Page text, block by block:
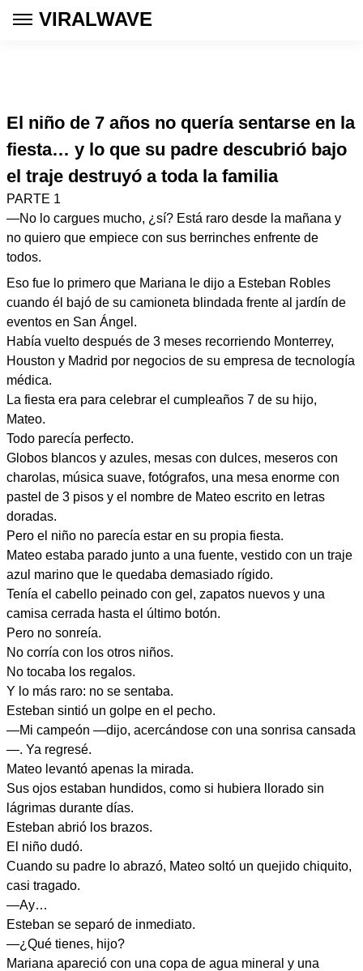
VIRALWAVE
El niño de 7 años no quería sentarse en la
fiesta… y lo que su padre descubrió bajo
el traje destruyó a toda la familia
PARTE 1
—No lo cargues mucho, ¿sí? Está raro desde la mañana y
no quiero que empiece con sus berrinches enfrente de
todos.
Eso fue lo primero que Mariana le dijo a Esteban Robles
cuando él bajó de su camioneta blindada frente al jardín de
eventos en San Ángel.
Había vuelto después de 3 meses recorriendo Monterrey,
Houston y Madrid por negocios de su empresa de tecnología
médica.
La fiesta era para celebrar el cumpleaños 7 de su hijo,
Mateo.
Todo parecía perfecto.
Globos blancos y azules, mesas con dulces, meseros con
charolas, música suave, fotógrafos, una mesa enorme con
pastel de 3 pisos y el nombre de Mateo escrito en letras
doradas.
Pero el niño no parecía estar en su propia fiesta.
Mateo estaba parado junto a una fuente, vestido con un traje
azul marino que le quedaba demasiado rígido.
Tenía el cabello peinado con gel, zapatos nuevos y una
camisa cerrada hasta el último botón.
Pero no sonreía.
No corría con los otros niños.
No tocaba los regalos.
Y lo más raro: no se sentaba.
Esteban sintió un golpe en el pecho.
—Mi campeón —dijo, acercándose con una sonrisa cansada
—. Ya regresé.
Mateo levantó apenas la mirada.
Sus ojos estaban hundidos, como si hubiera llorado sin
lágrimas durante días.
Esteban abrió los brazos.
El niño dudó.
Cuando su padre lo abrazó, Mateo soltó un quejido chiquito,
casi tragado.
—Ay…
Esteban se separó de inmediato.
—¿Qué tienes, hijo?
Mariana apareció con una copa de agua mineral y una